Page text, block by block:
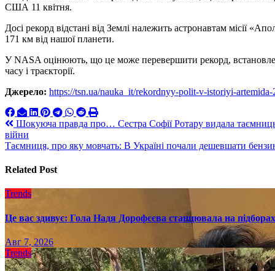
США 11 квітня.
Досі рекорд відстані від Землі належить астронавтам місії
171 км від нашої планети.
У NASA оцінюють, що це може перевершити рекорд,
часу і траєкторії.
Джерело: https://tsn.ua/nauka_it/rekordnyy-polit-v-istoriyi-
Навигация
по
Шокуюча правда про… Сестра Софії Ротару видала таємницю
війни
Таємниця, про яку мовчать: В Україні почали дешевшати
Related Post
Trends
Це вас здивує: Гола Надя Дорофєєва станцювала на
Авг 7, 2026
Trends